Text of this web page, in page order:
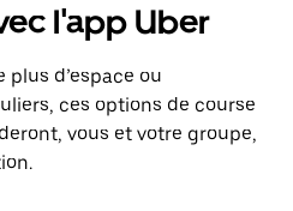
l'app Uber
plus d’espace ou
ces options de course
vous et votre groupe,